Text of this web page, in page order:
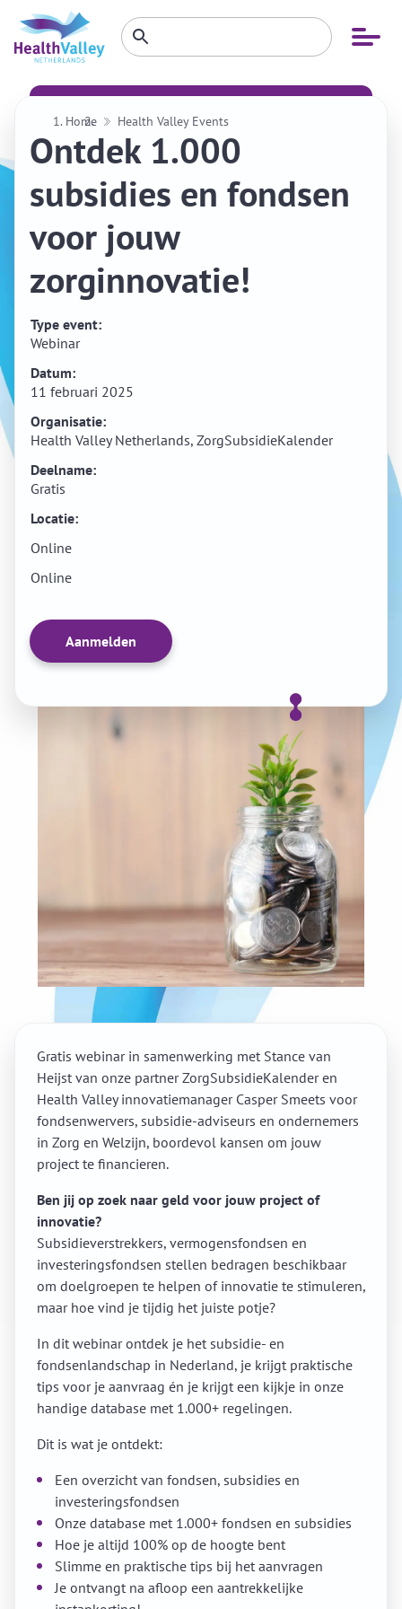
Open
menu
Zoeken
binnenZoeken
Home Health Valley Events
Ontdek 1.000
subsidies en fondsen
voor jouw
zorginnovatie!
Type event:
Webinar
Datum:
11 februari 2025
Organisatie:
Health Valley Netherlands, ZorgSubsidieKalender
Deelname:
Gratis
Locatie:
Online
Online
Aanmelden
Gratis webinar in samenwerking met Stance van
Heijst van onze partner ZorgSubsidieKalender en
Health Valley innovatiemanager Casper Smeets voor
fondsenwervers, subsidie-adviseurs en ondernemers
in Zorg en Welzijn, boordevol kansen om jouw
project te financieren.
Ben jij op zoek naar geld voor jouw project of
innovatie?
Subsidieverstrekkers, vermogensfondsen en
investeringsfondsen stellen bedragen beschikbaar
om doelgroepen te helpen of innovatie te stimuleren,
maar hoe vind je tijdig het juiste potje?
In dit webinar ontdek je het subsidie- en
fondsenlandschap in Nederland, je krijgt praktische
tips voor je aanvraag én je krijgt een kijkje in onze
handige database met 1.000+ regelingen.
Dit is wat je ontdekt:
Een overzicht van fondsen, subsidies en
investeringsfondsen
Onze database met 1.000+ fondsen en subsidies
Hoe je altijd 100% op de hoogte bent
Slimme en praktische tips bij het aanvragen
Je ontvangt na afloop een aantrekkelijke